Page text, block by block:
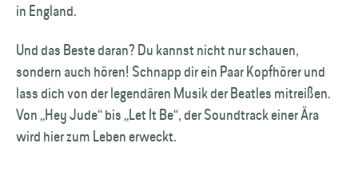
in England.
Und das Beste daran? Du kannst nicht nur schauen,
sondern auch hören! Schnapp dir ein Paar Kopfhörer und
lass dich von der legendären Musik der Beatles mitreißen.
Von „Hey Jude“ bis „Let It Be“, der Soundtrack einer Ära
wird hier zum Leben erweckt.